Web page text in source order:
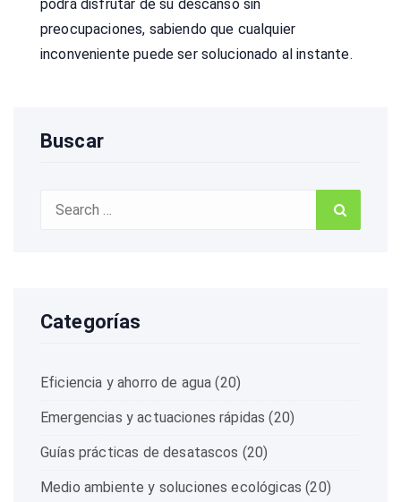
podrá disfrutar de su descanso sin
preocupaciones, sabiendo que cualquier
inconveniente puede ser solucionado al instante.
Buscar
Search
Categorías
Eficiencia y ahorro de agua (20)
Emergencias y actuaciones rápidas (20)
Guías prácticas de desatascos (20)
Medio ambiente y soluciones ecológicas (20)